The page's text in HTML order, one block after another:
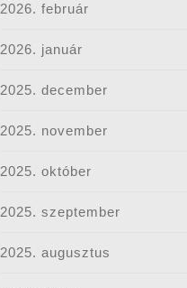
2026. február
2026. január
2025. december
2025. november
2025. október
2025. szeptember
2025. augusztus